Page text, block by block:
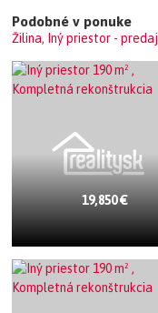
Podobné v ponuke
Žilina, Iný priestor - predaj
19,850 €